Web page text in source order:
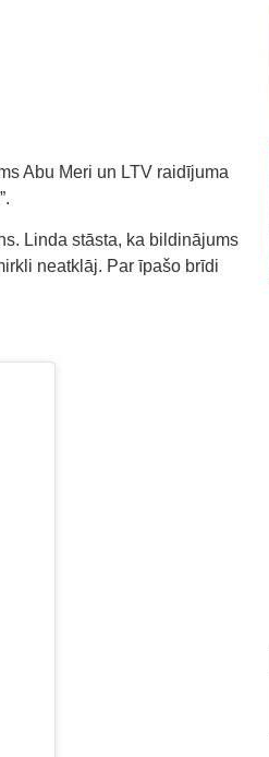
Abu Meri un LTV raidījuma
Linda stāsta, ka bildinājums
neatklāj. Par īpašo brīdi